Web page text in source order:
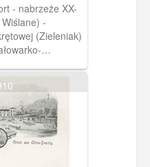
- nabrzeże XX-
-
(Zieleniak)
takich
w tym
i
ono
o